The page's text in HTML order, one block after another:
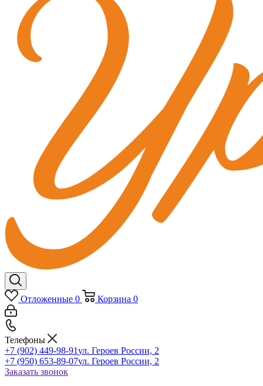
Отложенные 0 Корзина 0
Телефоны
+7 (902) 449-98-91ул. Героев России, 2
+7 (950) 653-89-07ул. Героев России, 2
Заказать звонок